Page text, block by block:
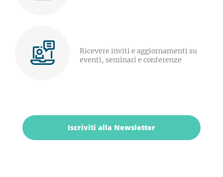
Ricevere inviti e aggiornamenti su
eventi, seminari e conferenze
Iscriviti alla Newsletter